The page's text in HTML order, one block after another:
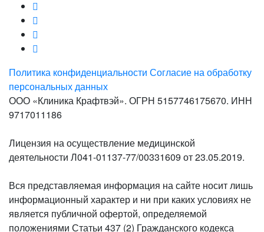
Политика конфиденциальности Согласие на обработку
персональных данных
ООО «Клиника Крафтвэй». ОГРН 5157746175670. ИНН
9717011186
Лицензия на осуществление медицинской
деятельности Л041-01137-77/00331609 от 23.05.2019.
Вся представляемая информация на сайте носит лишь
информационный характер и ни при каких условиях не
является публичной офертой, определяемой
положениями Статьи 437 (2) Гражданского кодекса